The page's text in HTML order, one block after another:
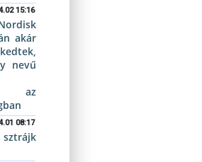
15:16
akár
nevű
az
08:17